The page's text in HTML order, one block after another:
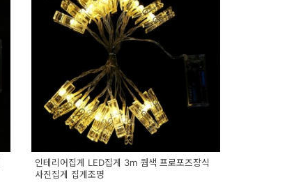
인테리어집게 LED집게 3m 웜색 프로포즈장식
사진집게 집게조명